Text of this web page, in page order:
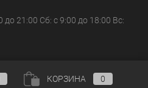
21:00 Сб: с 9:00 до 18:00 Вс:
КОРЗИНА 0